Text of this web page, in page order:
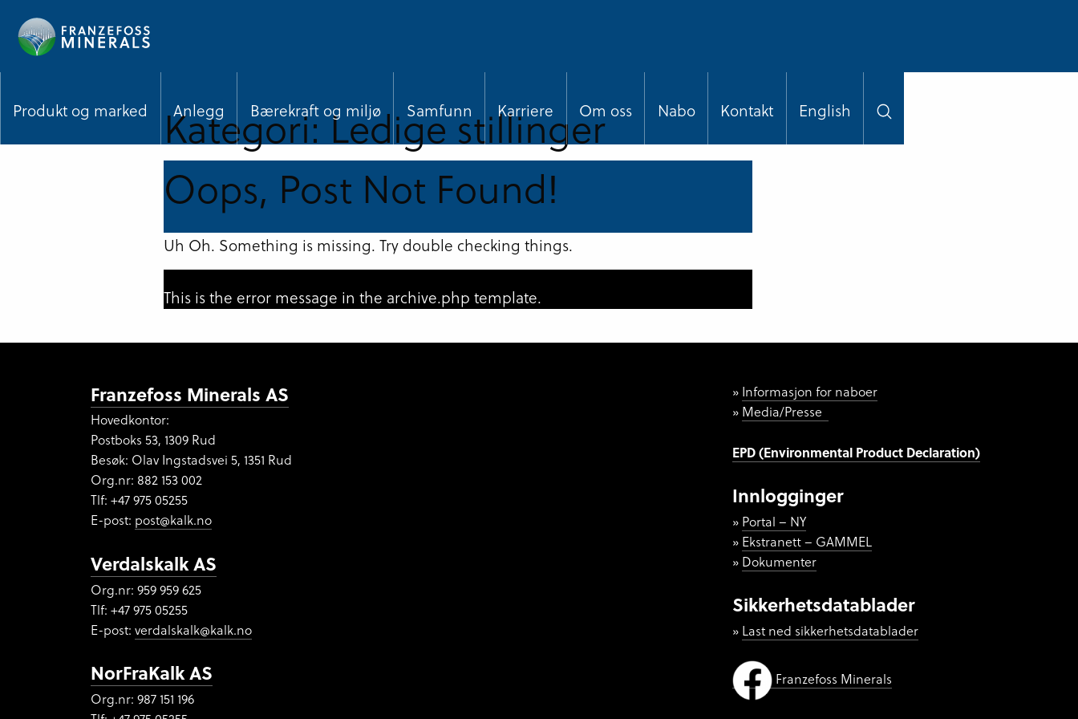
hovedinnhold
Produkt og marked Anlegg Bærekraft og miljø Samfunn Karriere Om oss Nabo Kontakt English
Kategori:Ledige stillinger
Oops, Post Not Found!
Uh Oh. Something is missing. Try double checking things.
This is the error message in the archive.php template.
Franzefoss Minerals AS
Hovedkontor:
Postboks 53, 1309 Rud
Besøk: Olav Ingstadsvei 5, 1351 Rud
Org.nr: 882 153 002
Tlf: +47 975 05255
E-post: post@kalk.no
Verdalskalk AS
Org.nr: 959 959 625
Tlf: +47 975 05255
E-post: verdalskalk@kalk.no
NorFraKalk AS
Org.nr: 987 151 196
Informasjon for naboer
Media/Presse
EPD (Environmental Product Declaration)
Innlogginger
Portal – NY
Ekstranett – GAMMEL
Dokumenter
Sikkerhetsdatablader
Last ned sikkerhetsdatablader
Franzefoss Minerals